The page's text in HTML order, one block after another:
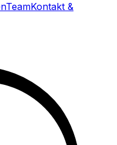
TeamKontakt &